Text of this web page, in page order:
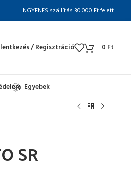
INGYENES szállítás 30.000 Ft felett
/ Regisztráció 0 Ft
Egyebek
SR